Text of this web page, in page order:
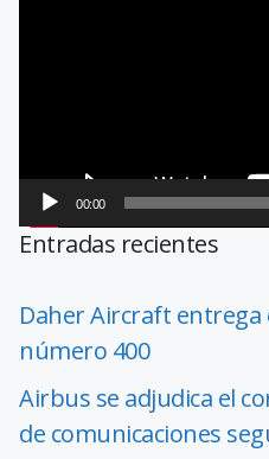
00:00
Entradas recientes
Daher Aircraft
número 400
Airbus se adjudica el
de comunicaciones